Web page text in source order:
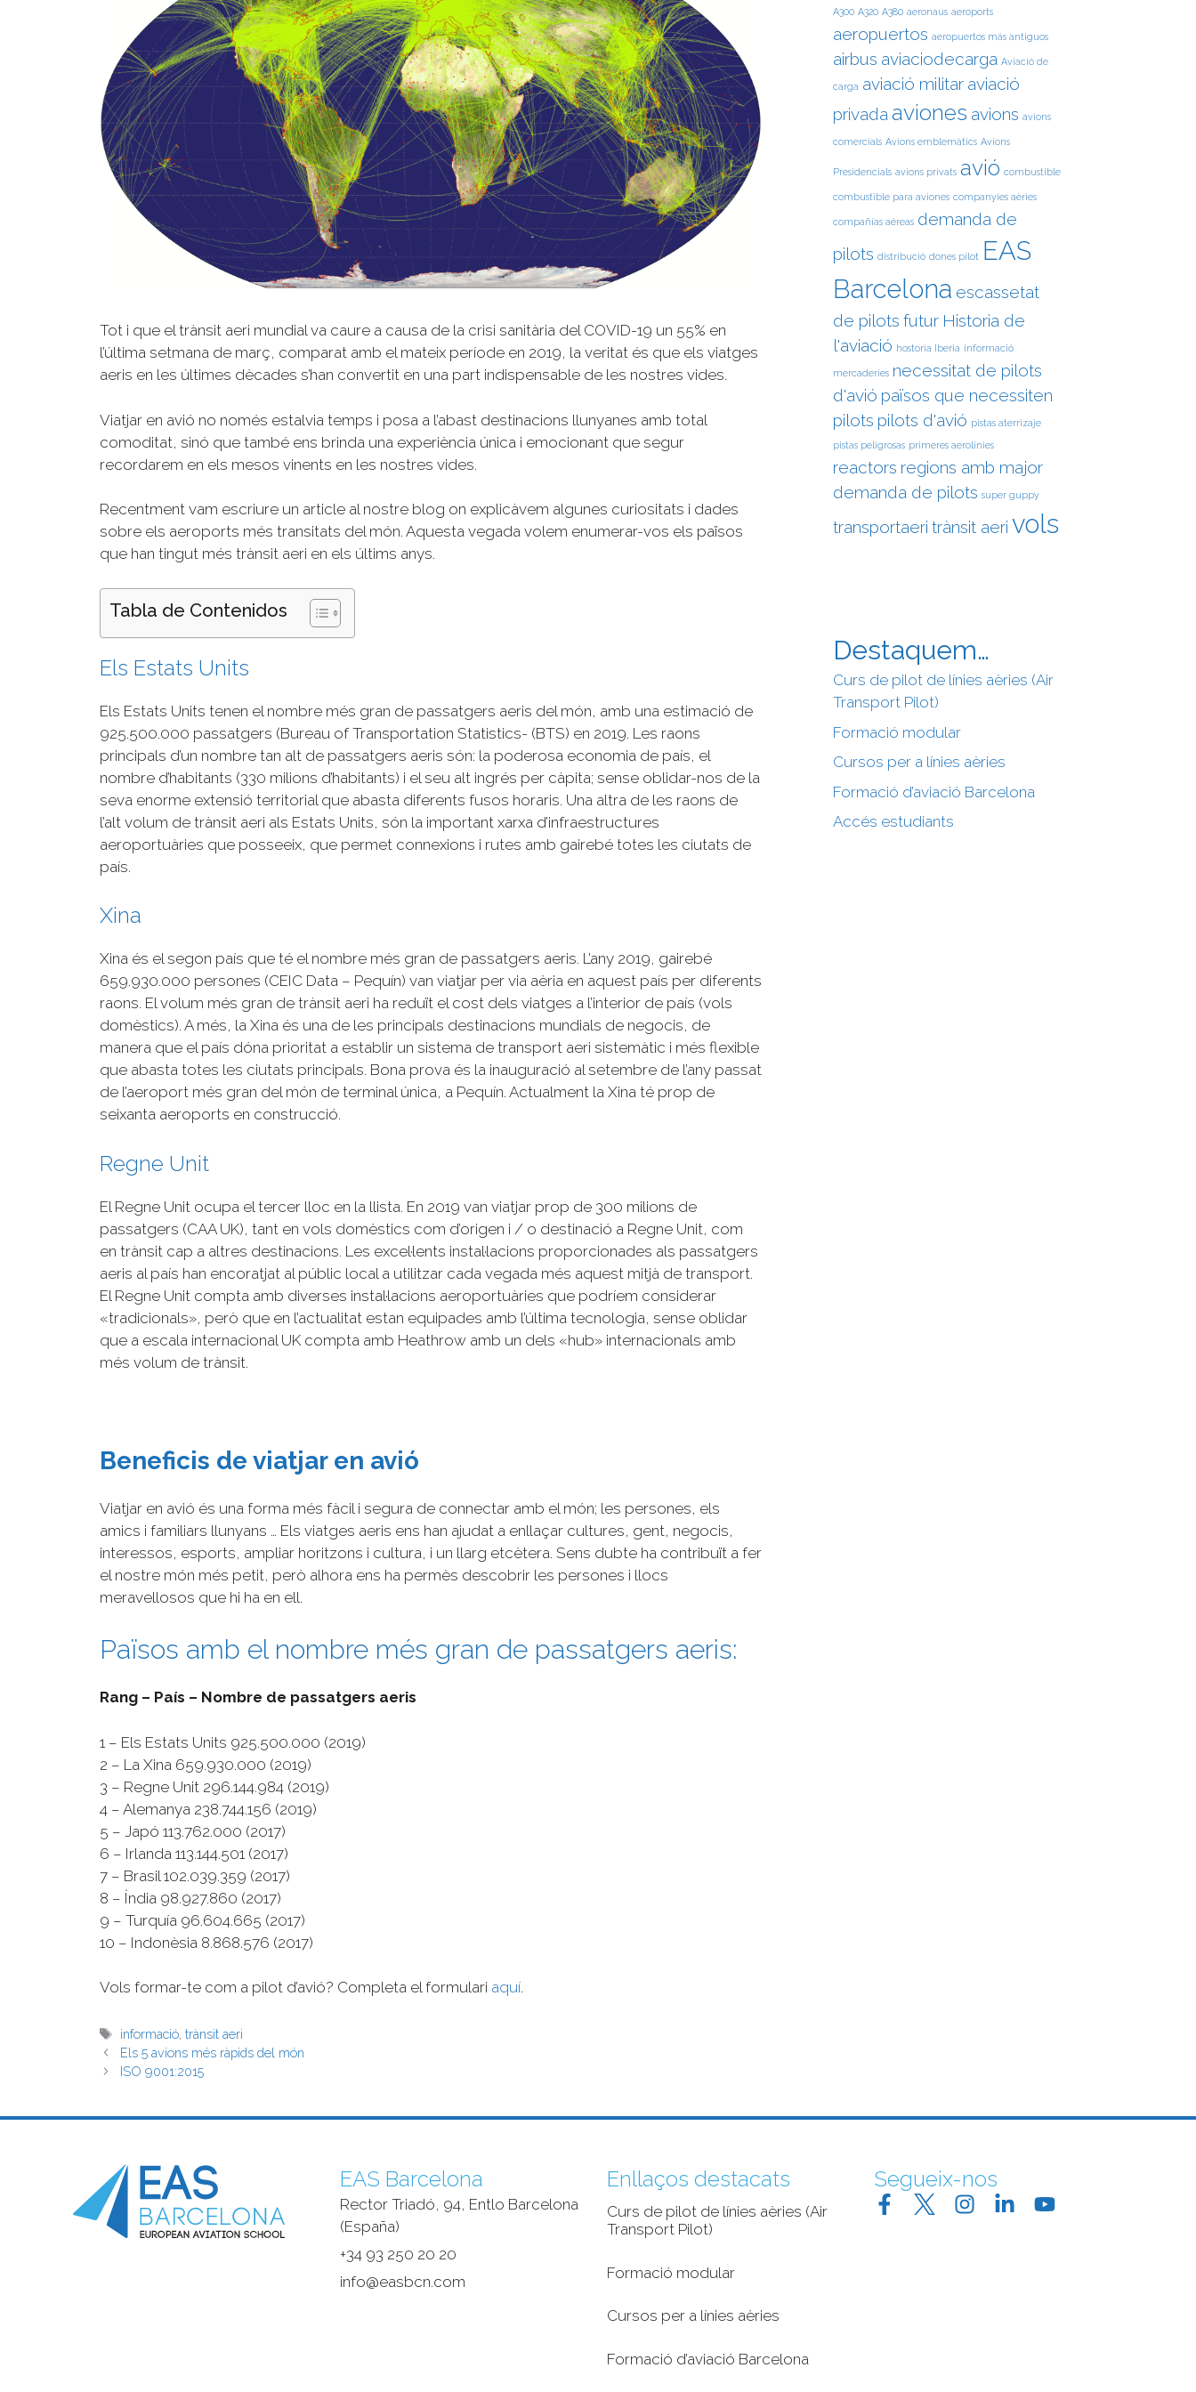
Tot i que el trànsit aeri mundial va caure a causa de la crisi sanitària del COVID-19 un 55% en
l’última setmana de març, comparat amb el mateix període en 2019, la veritat és que els viatges
aeris en les últimes dècades s’han convertit en una part indispensable de les nostres vides.
Viatjar en avió no només estalvia temps i posa a l’abast destinacions llunyanes amb total
comoditat, sinó que també ens brinda una experiència única i emocionant que segur
recordarem en els mesos vinents en les nostres vides.
Recentment vam escriure un article al nostre blog on explicàvem algunes curiositats i dades
sobre els aeroports més transitats del món. Aquesta vegada volem enumerar-vos els països
que han tingut més trànsit aeri en els últims anys.
Tabla de Contenidos
Els Estats Units
Els Estats Units tenen el nombre més gran de passatgers aeris del món, amb una estimació de
925.500.000 passatgers (Bureau of Transportation Statistics- (BTS) en 2019. Les raons
principals d’un nombre tan alt de passatgers aeris són: la poderosa economia de país, el
nombre d’habitants (330 milions d’habitants) i el seu alt ingrés per càpita; sense oblidar-nos de la
seva enorme extensió territorial que abasta diferents fusos horaris. Una altra de les raons de
l’alt volum de trànsit aeri als Estats Units, són la important xarxa d’infraestructures
aeroportuàries que posseeix, que permet connexions i rutes amb gairebé totes les ciutats de
país.
Xina
Xina és el segon país que té el nombre més gran de passatgers aeris. L’any 2019, gairebé
659.930.000 persones (CEIC Data – Pequín) van viatjar per via aèria en aquest país per diferents
raons. El volum més gran de trànsit aeri ha reduït el cost dels viatges a l’interior de país (vols
domèstics). A més, la Xina és una de les principals destinacions mundials de negocis, de
manera que el país dóna prioritat a establir un sistema de transport aeri sistemàtic i més flexible
que abasta totes les ciutats principals. Bona prova és la inauguració al setembre de l’any passat
de l’aeroport més gran del món de terminal única, a Pequín. Actualment la Xina té prop de
seixanta aeroports en construcció.
Regne Unit
El Regne Unit ocupa el tercer lloc en la llista. En 2019 van viatjar prop de 300 milions de
passatgers (CAA UK), tant en vols domèstics com d’origen i / o destinació a Regne Unit, com
en trànsit cap a altres destinacions. Les excel·lents instal·lacions proporcionades als passatgers
aeris al país han encoratjat al públic local a utilitzar cada vegada més aquest mitjà de transport.
El Regne Unit compta amb diverses instal·lacions aeroportuàries que podríem considerar
«tradicionals», però que en l’actualitat estan equipades amb l’última tecnologia, sense oblidar
que a escala internacional UK compta amb Heathrow amb un dels «hub» internacionals amb
més volum de trànsit.
Beneficis de viatjar en avió
Viatjar en avió és una forma més fàcil i segura de connectar amb el món; les persones, els
amics i familiars llunyans … Els viatges aeris ens han ajudat a enllaçar cultures, gent, negocis,
interessos, esports, ampliar horitzons i cultura, i un llarg etcètera. Sens dubte ha contribuït a fer
el nostre món més petit, però alhora ens ha permès descobrir les persones i llocs
meravellosos que hi ha en ell.
Països amb el nombre més gran de passatgers aeris:
Rang – País – Nombre de passatgers aeris
1 – Els Estats Units 925.500.000 (2019)
2 – La Xina 659.930.000 (2019)
3 – Regne Unit 296.144.984 (2019)
4 – Alemanya 238.744.156 (2019)
5 – Japó 113.762.000 (2017)
6 – Irlanda 113.144.501 (2017)
7 – Brasil 102.039.359 (2017)
8 – Índia 98.927.860 (2017)
9 – Turquía 96.604.665 (2017)
10 – Indonèsia 8.868.576 (2017)
Vols formar-te com a pilot d’avió? Completa el formulari aquí.
informació ,trànsit aeri
Els 5 avions més ràpids del món
ISO 9001:2015
A300 A320 A380 aeronaus aeroports
aeropuertos aeropuertos más antiguos
airbus aviaciodecarga Aviació de
carga aviació militar aviació
privada aviones avions avions
comercials Avions emblemàtics Avions
Presidencials avions privats avió combustible
combustible para aviones companyies aèries
compañías aéreas demanda de
pilots distribució dones pilot EAS
Barcelona escassetat
de pilots futur Historia de
l'aviació hostoria Iberia informació
mercaderies necessitat de pilots
d'avió països que necessiten
pilots pilots d'avió pistas aterrizaje
pistas peligrosas primeres aerolínies
reactors regions amb major
demanda de pilots super guppy
transportaeri trànsit aeri vols
Destaquem…
Curs de pilot de línies aèries (Air
Transport Pilot)
Formació modular
Cursos per a línies aèries
Formació d’aviació Barcelona
Accés estudiants
EAS Barcelona
Rector Triadó, 94, Entlo Barcelona
(España)‎
+34 93 250 20 20
info@easbcn.com
Enllaços destacats
Curs de pilot de línies aèries (Air
Transport Pilot)
Formació modular
Cursos per a línies aèries
Formació d’aviació Barcelona
Segueix-nos